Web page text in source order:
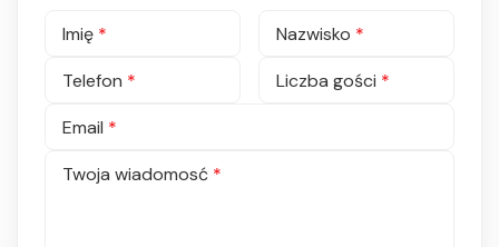
Imię * Nazwisko *
Telefon * Liczba gości *
Email *
Twoja wiadomosć *